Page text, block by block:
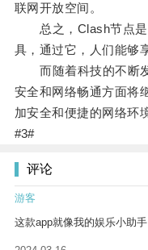
联网开放空间。
总之，Clash节点是
具，通过它，人们能够
而随着科技的不断发
安全和网络畅通方面将
加安全和便捷的网络环
#3#
评论
游客
这款app就像我的娱乐小助